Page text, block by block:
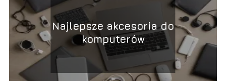
Najlepsze akcesoria do
komputerów